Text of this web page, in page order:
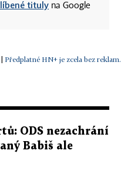
tituly na Google
| Předplatné HN+ je zcela bez reklam.
ODS nezachrání
Babiš ale